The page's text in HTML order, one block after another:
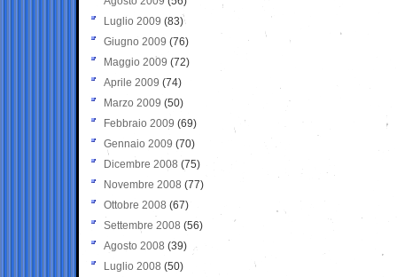
Luglio 2009 (83)
Giugno 2009 (76)
Maggio 2009 (72)
Aprile 2009 (74)
Marzo 2009 (50)
Febbraio 2009 (69)
Gennaio 2009 (70)
Dicembre 2008 (75)
Novembre 2008 (77)
Ottobre 2008 (67)
Settembre 2008 (56)
Agosto 2008 (39)
Luglio 2008 (50)